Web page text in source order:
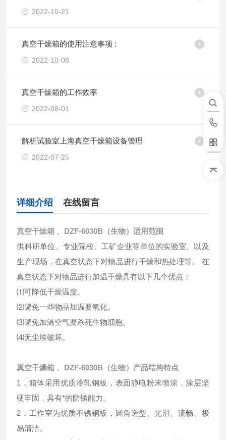
2022-10-21
真空干燥箱的使用注意事项 :
2022-10-08
真空干燥箱的工作效率
2022-08-01
解析试验室上海真空干燥箱设备管理
2022-07-25
详细介绍 在线留言
真空干燥箱 、DZF-6030B（生物）适用范围
供科研单位、专业院校、工矿企业等单位的实验室、以及
生产现场，在真空状态下对物品进行干燥和热处理等。 在
真空状态下对物品进行加温干燥具有以下几个优点；
⑴可降低干燥温度。
⑵避免一些物品加温要氧化。
⑶避免加温空气要杀死生物细胞。
⑷无尘埃破坏。
真空干燥箱 、DZF-6030B（生物）产品结构特点
1．箱体采用优质冷轧钢板，表面静电粉末喷涂，涂层坚
硬牢固，具有*的防锈能力。
2．工作室为优质不锈钢板，圆角造型、光滑、流畅、极
易清洁。